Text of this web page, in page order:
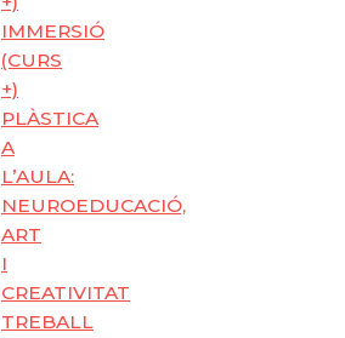
IMMERSIÓ
(CURS
+)
PLÀSTICA
A
L’AULA:
NEUROEDUCACIÓ,
ART
I
CREATIVITAT
TREBALL